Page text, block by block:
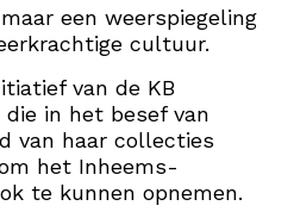
een weerspiegeling
cultuur.
van de KB
in het besef van
van haar collecties
het Inheems-
te kunnen opnemen.